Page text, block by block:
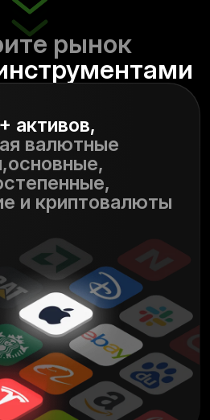
рынок
активов,
валютные
основные,
и криптовалюты